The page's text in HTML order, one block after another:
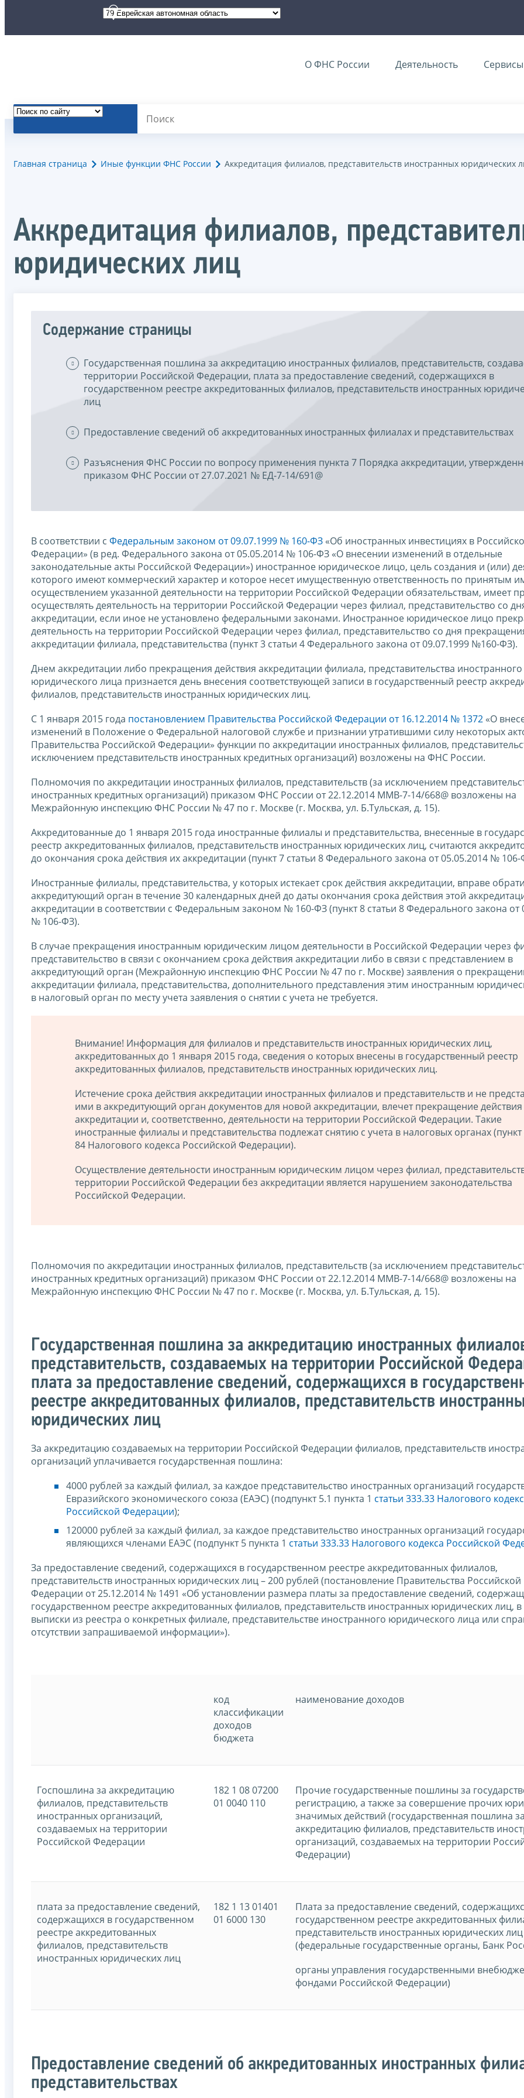
О ФНС России Деятельность Сервисы
Главная страница Иные функции ФНС России Аккредитация филиалов, представительств иностранных юридических
Аккредитация филиалов,
юридических лиц
Содержание страницы
Государственная пошлина за аккредитацию иностранных филиалов, представительств,
территории Российской Федерации, плата за предоставление сведений, содержащихся в
государственном реестре аккредитованных филиалов, представительств иностранных
лиц
Предоставление сведений об аккредитованных иностранных филиалах и представительствах
Разъяснения ФНС России по вопросу применения пункта 7 Порядка аккредитации,
приказом ФНС России от 27.07.2021 № ЕД-7-14/691@
В соответствии с Федеральным законом от 09.07.1999 № 160-ФЗ «Об иностранных инвестициях в
Федерации» (в ред. Федерального закона от 05.05.2014 № 106-ФЗ «О внесении изменений в отдельные
законодательные акты Российской Федерации») иностранное юридическое лицо, цель создания и (или)
которого имеют коммерческий характер и которое несет имущественную ответственность по принятым
осуществлением указанной деятельности на территории Российской Федерации обязательствам, имеет
осуществлять деятельность на территории Российской Федерации через филиал, представительство со
аккредитации, если иное не установлено федеральными законами. Иностранное юридическое лицо
деятельность на территории Российской Федерации через филиал, представительство со дня
аккредитации филиала, представительства (пункт 3 статьи 4 Федерального закона от 09.07.1999 №160-ФЗ).
Днем аккредитации либо прекращения действия аккредитации филиала, представительства иностранного
юридического лица признается день внесения соответствующей записи в государственный реестр
филиалов, представительств иностранных юридических лиц.
С 1 января 2015 года постановлением Правительства Российской Федерации от 16.12.2014 № 1372 «О
изменений в Положение о Федеральной налоговой службе и признании утратившими силу некоторых
Правительства Российской Федерации» функции по аккредитации иностранных филиалов,
исключением представительств иностранных кредитных организаций) возложены на ФНС России.
Полномочия по аккредитации иностранных филиалов, представительств (за исключением
иностранных кредитных организаций) приказом ФНС России от 22.12.2014 ММВ-7-14/668@ возложены на
Межрайонную инспекцию ФНС России № 47 по г. Москве (г. Москва, ул. Б.Тульская, д. 15).
Аккредитованные до 1 января 2015 года иностранные филиалы и представительства, внесенные в
реестр аккредитованных филиалов, представительств иностранных юридических лиц, считаются
до окончания срока действия их аккредитации (пункт 7 статьи 8 Федерального закона от 05.05.2014 №
Иностранные филиалы, представительства, у которых истекает срок действия аккредитации, вправе
аккредитующий орган в течение 30 календарных дней до даты окончания срока действия этой
аккредитации в соответствии с Федеральным законом № 160-ФЗ (пункт 8 статьи 8 Федерального закона от
№ 106-ФЗ).
В случае прекращения иностранным юридическим лицом деятельности в Российской Федерации через
представительство в связи с окончанием срока действия аккредитации либо в связи с представлением в
аккредитующий орган (Межрайонную инспекцию ФНС России № 47 по г. Москве) заявления о
аккредитации филиала, представительства, дополнительного представления этим иностранным
в налоговый орган по месту учета заявления о снятии с учета не требуется.
Внимание! Информация для филиалов и представительств иностранных юридических лиц,
аккредитованных до 1 января 2015 года, сведения о которых внесены в государственный реестр
аккредитованных филиалов, представительств иностранных юридических лиц.
Истечение срока действия аккредитации иностранных филиалов и представительств и не
ими в аккредитующий орган документов для новой аккредитации, влечет прекращение действия
аккредитации и, соответственно, деятельности на территории Российской Федерации. Такие
иностранные филиалы и представительства подлежат снятию с учета в налоговых органах (пункт
84 Налогового кодекса Российской Федерации).
Осуществление деятельности иностранным юридическим лицом через филиал,
территории Российской Федерации без аккредитации является нарушением законодательства
Российской Федерации.
Полномочия по аккредитации иностранных филиалов, представительств (за исключением
иностранных кредитных организаций) приказом ФНС России от 22.12.2014 ММВ-7-14/668@ возложены на
Межрайонную инспекцию ФНС России № 47 по г. Москве (г. Москва, ул. Б.Тульская, д. 15).
Государственная пошлина за аккредитацию иностранных
представительств, создаваемых на территории Российской
плата за предоставление сведений, содержащихся в
реестре аккредитованных филиалов, представительств
юридических лиц
За аккредитацию создаваемых на территории Российской Федерации филиалов, представительств
организаций уплачивается государственная пошлина:
4000 рублей за каждый филиал, за каждое представительство иностранных организаций
Евразийского экономического союза (ЕАЭС) (подпункт 5.1 пункта 1 статьи 333.33 Налогового
Российской Федерации);
120000 рублей за каждый филиал, за каждое представительство иностранных организаций
являющихся членами ЕАЭС (подпункт 5 пункта 1 статьи 333.33 Налогового кодекса Российской
За предоставление сведений, содержащихся в государственном реестре аккредитованных филиалов,
представительств иностранных юридических лиц – 200 рублей (постановление Правительства Российской
Федерации от 25.12.2014 № 1491 «Об установлении размера платы за предоставление сведений,
государственном реестре аккредитованных филиалов, представительств иностранных юридических лиц,
выписки из реестра о конкретных филиале, представительстве иностранного юридического лица или
отсутствии запрашиваемой информации»).
код
классификации
доходов
бюджета
наименование доходов
Госпошлина за аккредитацию
филиалов, представительств
иностранных организаций,
создаваемых на территории
Российской Федерации
182 1 08 07200
01 0040 110
Прочие государственные пошлины за
регистрацию, а также за совершение прочих
значимых действий (государственная пошлина за
аккредитацию филиалов, представительств
организаций, создаваемых на территории
Федерации)
плата за предоставление сведений,
содержащихся в государственном
реестре аккредитованных
филиалов, представительств
иностранных юридических лиц
182 1 13 01401
01 6000 130
Плата за предоставление сведений,
государственном реестре аккредитованных
представительств иностранных юридических лиц
(федеральные государственные органы, Банк
органы управления государственными
фондами Российской Федерации)
Предоставление сведений об аккредитованных иностранных
представительствах